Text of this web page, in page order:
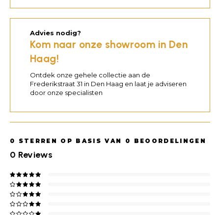
Advies nodig?
Kom naar onze showroom in Den
Haag!
Ontdek onze gehele collectie aan de
Frederikstraat 31 in Den Haag en laat je adviseren
door onze specialisten
0 STERREN OP BASIS VAN 0 BEOORDELINGEN
0 Reviews